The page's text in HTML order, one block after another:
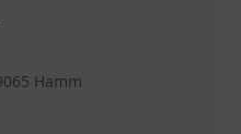
für
Hamm GbR
Hamm